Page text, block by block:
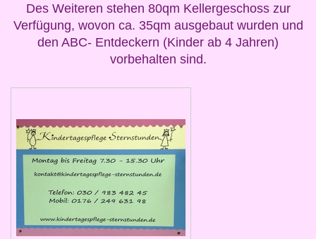
Des Weiteren stehen 80qm Kellergeschoss zur
Verfügung, wovon ca. 35qm ausgebaut wurden und
den ABC- Entdeckern (Kinder ab 4 Jahren)
vorbehalten sind.